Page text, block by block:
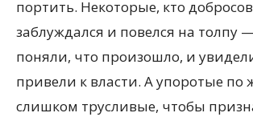
портить. Некоторые, кто
заблуждался и повелся на толпу
поняли, что произошло, и
привели к власти. А упоротые по
слишком трусливые, чтобы